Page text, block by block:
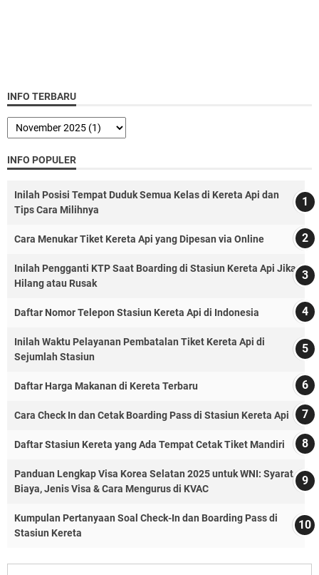
INFO TERBARU
INFO POPULER
Inilah Posisi Tempat Duduk Semua Kelas di Kereta Api dan
Tips Cara Milihnya
Cara Menukar Tiket Kereta Api yang Dipesan via Online
Inilah Pengganti KTP Saat Boarding di Stasiun Kereta Api Jika
Hilang atau Rusak
Daftar Nomor Telepon Stasiun Kereta Api di Indonesia
Inilah Waktu Pelayanan Pembatalan Tiket Kereta Api di
Sejumlah Stasiun
Daftar Harga Makanan di Kereta Terbaru
Cara Check In dan Cetak Boarding Pass di Stasiun Kereta Api
Daftar Stasiun Kereta yang Ada Tempat Cetak Tiket Mandiri
Panduan Lengkap Visa Korea Selatan 2025 untuk WNI: Syarat,
Biaya, Jenis Visa & Cara Mengurus di KVAC
Kumpulan Pertanyaan Soal Check-In dan Boarding Pass di
Stasiun Kereta